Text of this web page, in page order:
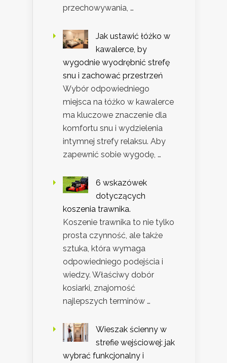
przechowywania, …
Jak ustawić łóżko w
kawalerce, by
wygodnie wyodrębnić strefę
snu i zachować przestrzeń
Wybór odpowiedniego
miejsca na łóżko w kawalerce
ma kluczowe znaczenie dla
komfortu snu i wydzielenia
intymnej strefy relaksu. Aby
zapewnić sobie wygodę, …
6 wskazówek
dotyczących
koszenia trawnika.
Koszenie trawnika to nie tylko
prosta czynność, ale także
sztuka, która wymaga
odpowiedniego podejścia i
wiedzy. Właściwy dobór
kosiarki, znajomość
najlepszych terminów …
Wieszak ścienny w
strefie wejściowej: jak
wybrać funkcjonalny i